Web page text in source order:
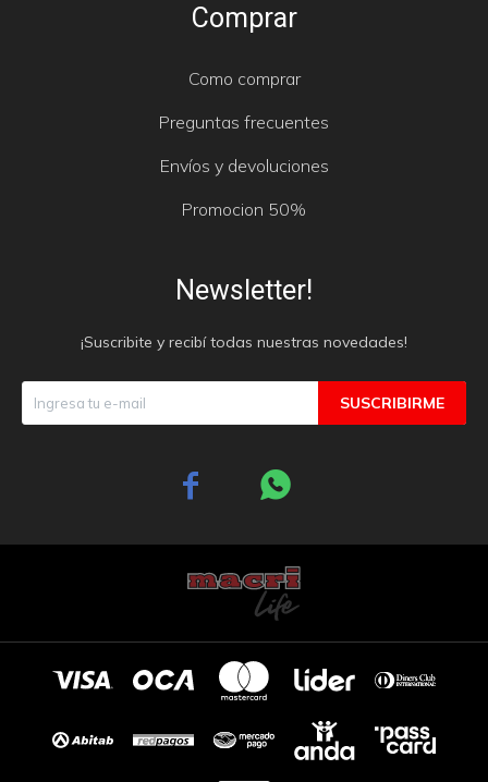
Comprar
Como comprar
Preguntas frecuentes
Envíos y devoluciones
Promocion 50%
Newsletter!
¡Suscribite y recibí todas nuestras novedades!
SUSCRIBIRME
 